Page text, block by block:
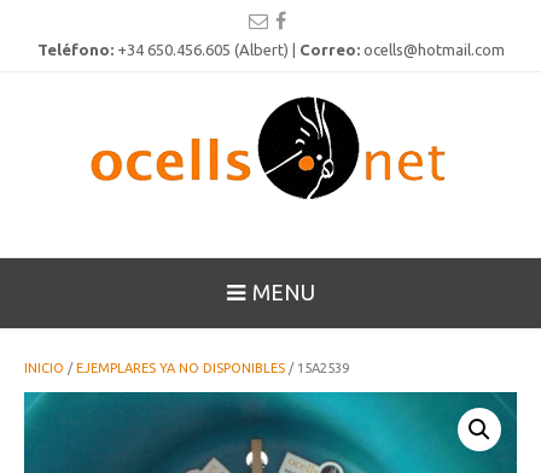
Teléfono:+34 650.456.605 (Albert) | Correo: ocells@hotmail.com
MENU
INICIO /EJEMPLARES YA NO DISPONIBLES / 15A2539